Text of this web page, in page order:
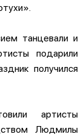
танцевали и
подарили
получился
артисты
Людмилы